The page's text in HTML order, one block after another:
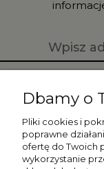
Moje konto
Dbamy o
Pliki cookies i
poprawne
ofertę do Twoich
wykorzystanie